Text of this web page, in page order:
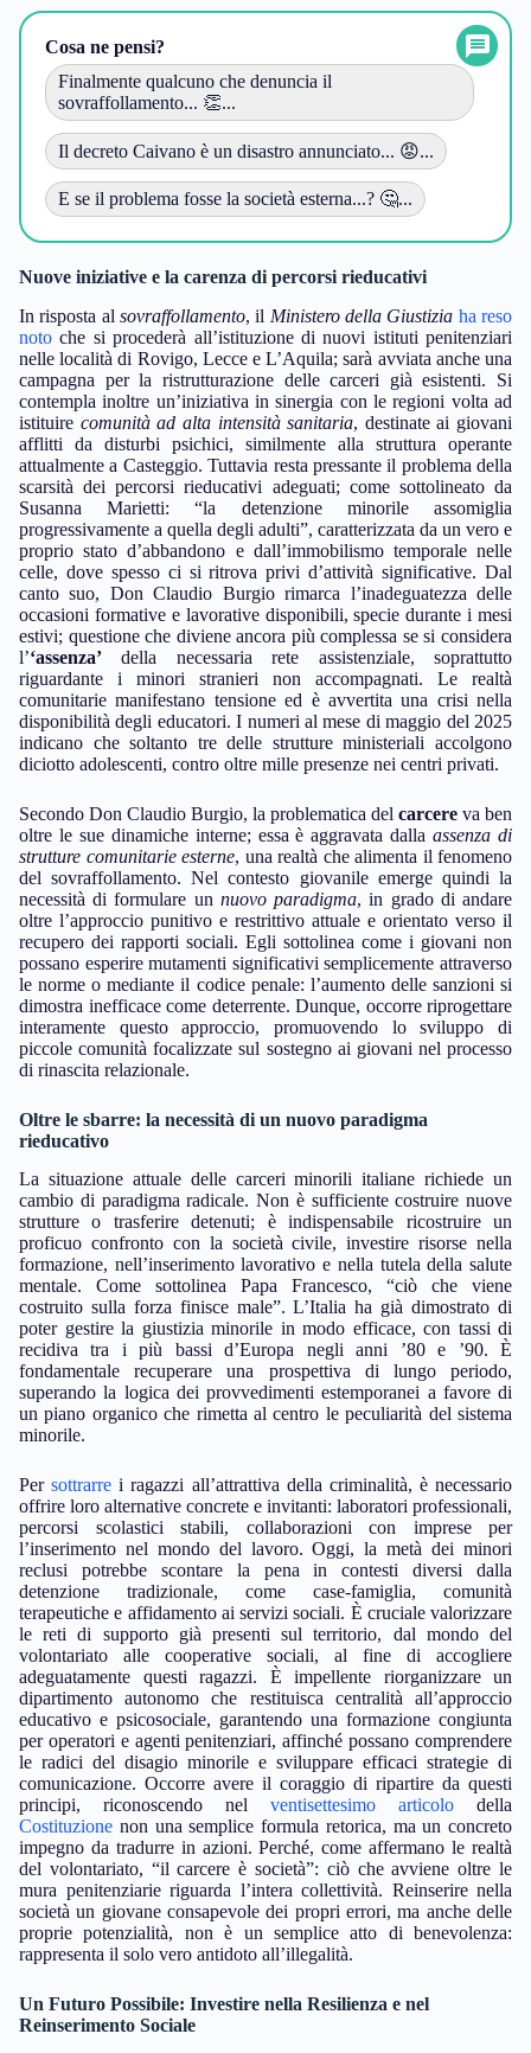
Cosa ne pensi?
Finalmente qualcuno che denuncia il
sovraffollamento... 👏...
Il decreto Caivano è un disastro annunciato... 😡...
E se il problema fosse la società esterna...? 🤔...
Nuove iniziative e la carenza di percorsi rieducativi
In risposta al sovraffollamento, il Ministero della Giustizia ha reso
noto che si procederà all’istituzione di nuovi istituti penitenziari
nelle località di Rovigo, Lecce e L’Aquila; sarà avviata anche una
campagna per la ristrutturazione delle carceri già esistenti. Si
contempla inoltre un’iniziativa in sinergia con le regioni volta ad
istituire comunità ad alta intensità sanitaria, destinate ai giovani
afflitti da disturbi psichici, similmente alla struttura operante
attualmente a Casteggio. Tuttavia resta pressante il problema della
scarsità dei percorsi rieducativi adeguati; come sottolineato da
Susanna Marietti: “la detenzione minorile assomiglia
progressivamente a quella degli adulti”, caratterizzata da un vero e
proprio stato d’abbandono e dall’immobilismo temporale nelle
celle, dove spesso ci si ritrova privi d’attività significative. Dal
canto suo, Don Claudio Burgio rimarca l’inadeguatezza delle
occasioni formative e lavorative disponibili, specie durante i mesi
estivi; questione che diviene ancora più complessa se si considera
l’‘assenza’ della necessaria rete assistenziale, soprattutto
riguardante i minori stranieri non accompagnati. Le realtà
comunitarie manifestano tensione ed è avvertita una crisi nella
disponibilità degli educatori. I numeri al mese di maggio del 2025
indicano che soltanto tre delle strutture ministeriali accolgono
diciotto adolescenti, contro oltre mille presenze nei centri privati.
Secondo Don Claudio Burgio, la problematica del carcere va ben
oltre le sue dinamiche interne; essa è aggravata dallaassenza di
strutture comunitarie esterne, una realtà che alimenta il fenomeno
del sovraffollamento. Nel contesto giovanile emerge quindi la
necessità di formulare un nuovo paradigma, in grado di andare
oltre l’approccio punitivo e restrittivo attuale e orientato verso il
recupero dei rapporti sociali. Egli sottolinea come i giovani non
possano esperire mutamenti significativi semplicemente attraverso
le norme o mediante il codice penale: l’aumento delle sanzioni si
dimostra inefficace come deterrente. Dunque, occorre riprogettare
interamente questo approccio, promuovendo lo sviluppo di
piccole comunità focalizzate sul sostegno ai giovani nel processo
di rinascita relazionale.
Oltre le sbarre: la necessità di un nuovo paradigma
rieducativo
La situazione attuale delle carceri minorili italiane richiede un
cambio di paradigma radicale. Non è sufficiente costruire nuove
strutture o trasferire detenuti; è indispensabile ricostruire un
proficuo confronto con la società civile, investire risorse nella
formazione, nell’inserimento lavorativo e nella tutela della salute
mentale. Come sottolinea Papa Francesco, “ciò che viene
costruito sulla forza finisce male”. L’Italia ha già dimostrato di
poter gestire la giustizia minorile in modo efficace, con tassi di
recidiva tra i più bassi d’Europa negli anni ’80 e ’90. È
fondamentale recuperare una prospettiva di lungo periodo,
superando la logica dei provvedimenti estemporanei a favore di
un piano organico che rimetta al centro le peculiarità del sistema
minorile.
Persottrarre i ragazzi all’attrattiva della criminalità, è necessario
offrire loro alternative concrete e invitanti: laboratori professionali,
percorsi scolastici stabili, collaborazioni con imprese per
l’inserimento nel mondo del lavoro. Oggi, la metà dei minori
reclusi potrebbe scontare la pena in contesti diversi dalla
detenzione tradizionale, come case-famiglia, comunità
terapeutiche e affidamento ai servizi sociali. È cruciale valorizzare
le reti di supporto già presenti sul territorio, dal mondo del
volontariato alle cooperative sociali, al fine di accogliere
adeguatamente questi ragazzi. È impellente riorganizzare un
dipartimento autonomo che restituisca centralità all’approccio
educativo e psicosociale, garantendo una formazione congiunta
per operatori e agenti penitenziari, affinché possano comprendere
le radici del disagio minorile e sviluppare efficaci strategie di
comunicazione. Occorre avere il coraggio di ripartire da questi
principi, riconoscendo nel ventisettesimo articolo della
Costituzione non una semplice formula retorica, ma un concreto
impegno da tradurre in azioni. Perché, come affermano le realtà
del volontariato, “il carcere è società”: ciò che avviene oltre le
mura penitenziarie riguarda l’intera collettività. Reinserire nella
società un giovane consapevole dei propri errori, ma anche delle
proprie potenzialità, non è un semplice atto di benevolenza:
rappresenta il solo vero antidoto all’illegalità.
Un Futuro Possibile: Investire nella Resilienza e nel
Reinserimento Sociale